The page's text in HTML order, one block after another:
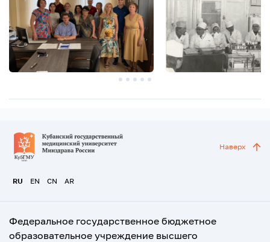
RU EN CN AR
Наверх
Федеральное государственное бюджетное
образовательное учреждение высшего